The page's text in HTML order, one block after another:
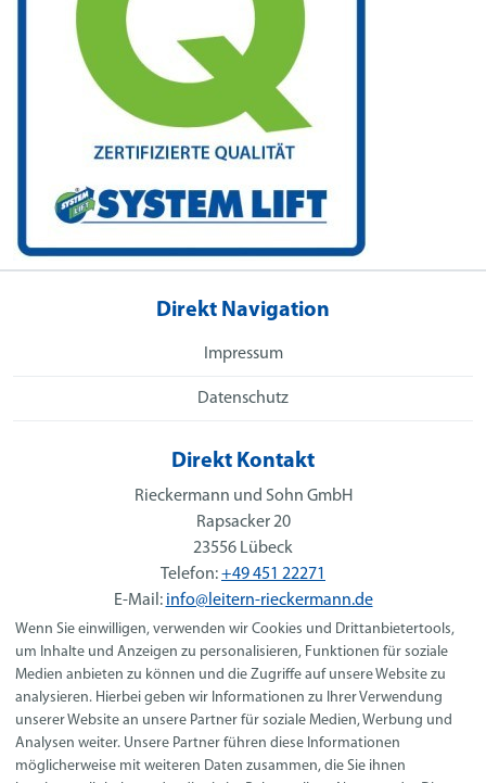
Direkt Navigation
Impressum
Datenschutz
Direkt Kontakt
Rieckermann und Sohn GmbH
Rapsacker 20
23556 Lübeck
Telefon:+49 451 22271
E-Mail: info@leitern-rieckermann.de
Social Media
Ferienwohnungen
Wenn Sie einwilligen, verwenden wir Cookies und Drittanbietertools,
um Inhalte und Anzeigen zu personalisieren, Funktionen für soziale
Medien anbieten zu können und die Zugriffe auf unsere Website zu
analysieren. Hierbei geben wir Informationen zu Ihrer Verwendung
unserer Website an unsere Partner für soziale Medien, Werbung und
Analysen weiter. Unsere Partner führen diese Informationen
möglicherweise mit weiteren Daten zusammen, die Sie ihnen